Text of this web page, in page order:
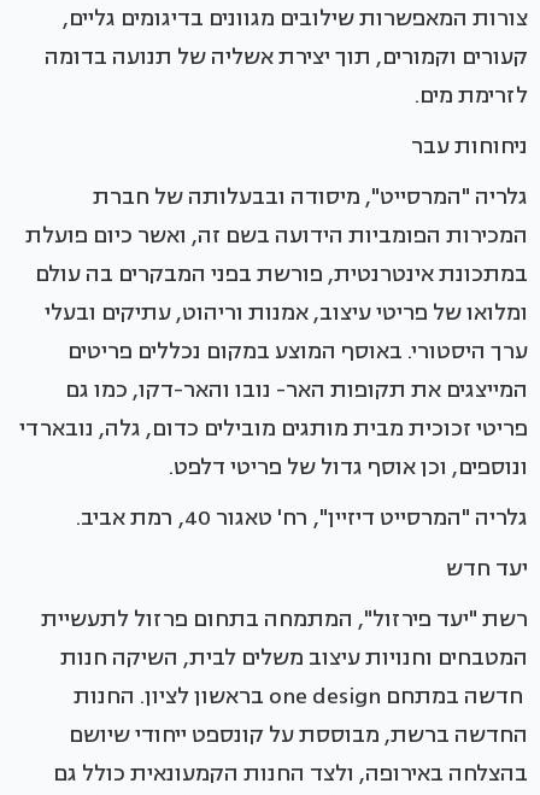
צורות המאפשרות שילובים מגוונים בדיגומים גליים,
קעורים וקמורים, תוך יצירת אשליה של תנועה בדומה
לזרימת מים.
ניחוחות עבר
גלריה "המרסייט", מיסודה ובבעלותה של חברת
המכירות הפומביות הידועה בשם זה, ואשר כיום פועלת
במתכונת אינטרנטית, פורשת בפני המבקרים בה עולם
ומלואו של פריטי עיצוב, אמנות וריהוט, עתיקים ובעלי
ערך היסטורי. באוסף המוצע במקום נכללים פריטים
המייצגים את תקופות האר- נובו והאר-דקו, כמו גם
פריטי זכוכית מבית מותגים מובילים כדום, גלה, נובארדי
ונוספים, וכן אוסף גדול של פריטי דלפט.
גלריה "המרסייט דיזיין", רח' טאגור 40, רמת אביב.
יעד חדש
רשת "יעד פירזול", המתמחה בתחום פרזול לתעשיית
המטבחים וחנויות עיצוב משלים לבית, השיקה חנות
חדשה במתחם one design בראשון לציון. החנות
החדשה ברשת, מבוססת על קונספט ייחודי שיושם
בהצלחה באירופה, ולצד החנות הקמעונאית כולל גם